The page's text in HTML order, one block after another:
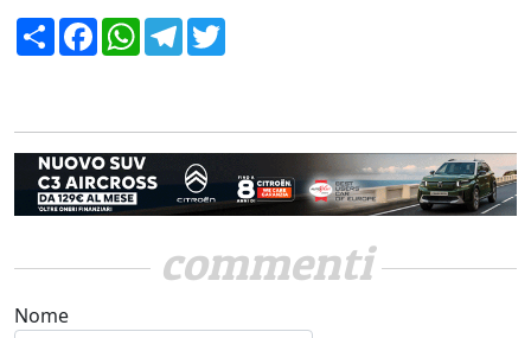
CondividiFacebookWhatsApp
Telegram
commenti
Nome